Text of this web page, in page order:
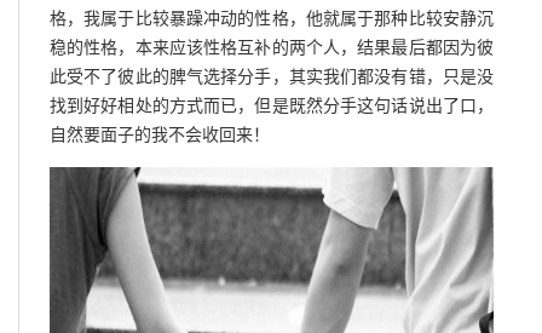
格，我属于比较暴躁冲动的性格，他就属于那种比较安静沉
稳的性格，本来应该性格互补的两个人，结果最后都因为彼
此受不了彼此的脾气选择分手，其实我们都没有错，只是没
找到好好相处的方式而已，但是既然分手这句话说出了口，
自然要面子的我不会收回来！